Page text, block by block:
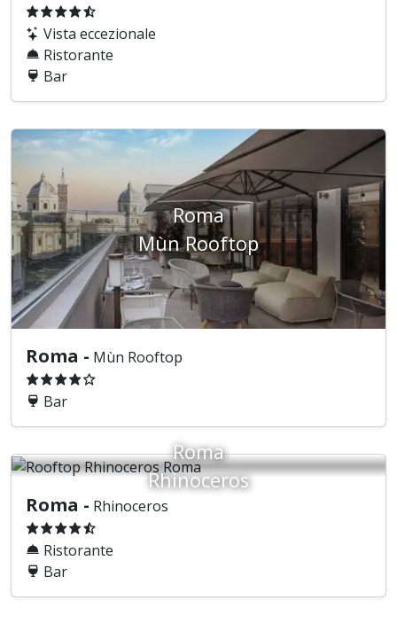
Vista eccezionale
Ristorante
Bar
Roma
Mùn Rooftop
Roma - Mùn Rooftop
Bar
Roma
Rhinoceros
Roma - Rhinoceros
Ristorante
Bar